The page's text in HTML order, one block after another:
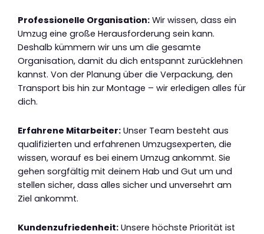
Professionelle Organisation: Wir wissen, dass ein
Umzug eine große Herausforderung sein kann.
Deshalb kümmern wir uns um die gesamte
Organisation, damit du dich entspannt zurücklehnen
kannst. Von der Planung über die Verpackung, den
Transport bis hin zur Montage – wir erledigen alles für
dich.
Erfahrene Mitarbeiter: Unser Team besteht aus
qualifizierten und erfahrenen Umzugsexperten, die
wissen, worauf es bei einem Umzug ankommt. Sie
gehen sorgfältig mit deinem Hab und Gut um und
stellen sicher, dass alles sicher und unversehrt am
Ziel ankommt.
Kundenzufriedenheit: Unsere höchste Priorität ist